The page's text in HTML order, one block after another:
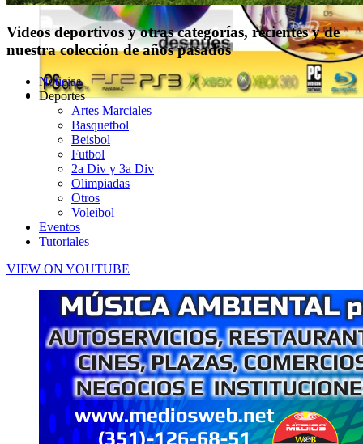
Videos deportivos y otras categorías, recientes y de
nuestra colección de años pasados
Noticias
Deportes
Artes Marciales
Basquetbol
Beisbol
Futbol
2a Div y 3a Div
Olimpiadas
Otros
Voleibol
Eventos
Tutoriales
VIEW ON YOUTUBE